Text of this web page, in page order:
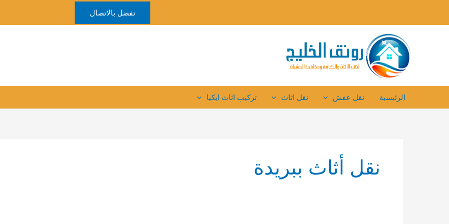
تفضل بالاتصال
الرئيسية نقل عفش نقل اثاث تركيب اثاث ايكيا
نقل أثاث ببريدة